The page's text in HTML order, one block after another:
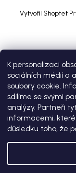
K personalizaci
sociálních médií a
soubory cookie.
sdílíme se svými
analýzy. Partneři
informacemi, které
důsledku toho, že
Vytvořil Shoptet